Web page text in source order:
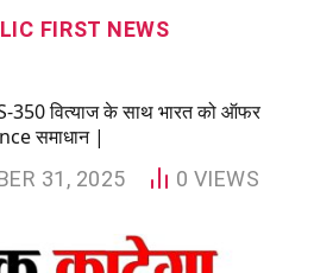
FIRST NEWS
वित्याज के साथ भारत को ऑफर
समाधान |
31, 2025 0 VIEWS